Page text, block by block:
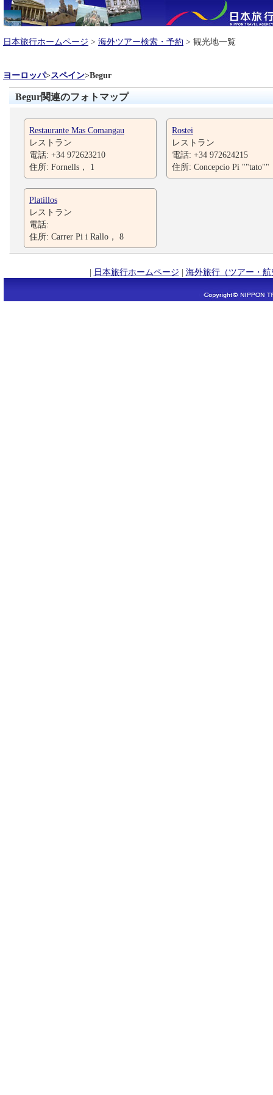
日本旅行ホームページ > 海外ツアー検索・予約 > 観光地一覧
ヨーロッパ>スペイン>Begur
Begur関連のフォトマップ
Restaurante Mas Comangau
レストラン
電話: +34 972623210
住所: Fornells， 1
Rostei
レストラン
電話: +34 972624215
住所: Concepcio Pi ""tato""
Platillos
レストラン
電話:
住所: Carrer Pi i Rallo， 8
| 日本旅行ホームページ | 海外旅行（ツアー・航